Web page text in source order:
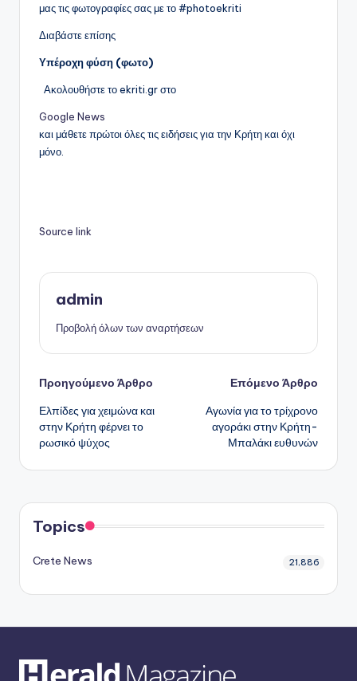
μας τις φωτογραφίες σας με το #photoekriti
Διαβάστε επίσης
Υπέροχη φύση (φωτο)
Ακολουθήστε το ekriti.gr στο
Google News
και μάθετε πρώτοι όλες τις ειδήσεις για την Κρήτη και όχι
μόνο.
Source link
admin
Προβολή όλων των αναρτήσεων
Πλοήγηση
δημοσιεύσεων
Προηγούμενο Άρθρο
Ελπίδες για χειμώνα και
στην Κρήτη φέρνει το
ρωσικό ψύχος
Επόμενο Άρθρο
Αγωνία για το τρίχρονο
αγοράκι στην Κρήτη-
Μπαλάκι ευθυνών
Topics
Crete News 21,886